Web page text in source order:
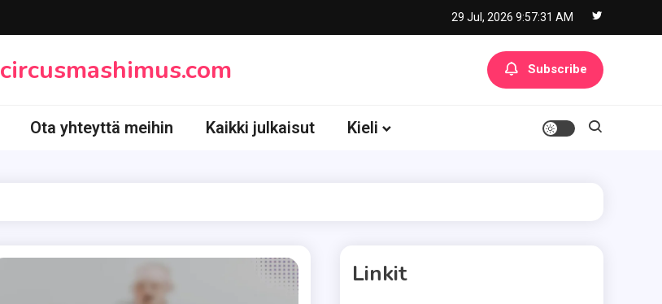
29 Jul, 2026 9:57:32 AM
circusmashimus.com Subscribe
Ota yhteyttä meihin Kaikki julkaisut Kieli
Linkit